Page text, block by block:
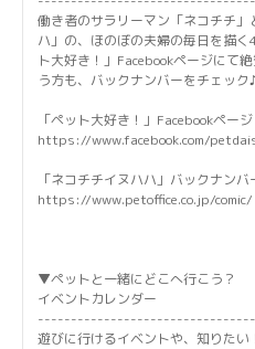
働き者のサラリーマン「ネコチチ
ハ」の、ほのぼの夫婦の毎日を描
ト大好き！」Facebookページにて
う方も、バックナンバーをチェック
「ペット大好き！」Facebookページ
https://www.facebook.com/
「ネコチチイヌハハ」バックナンバ
https://www.petoffice.co.jp/comic/
▼ペットと一緒にどこへ行こう？
イベントカレンダー
遊びに行けるイベントや、知りた